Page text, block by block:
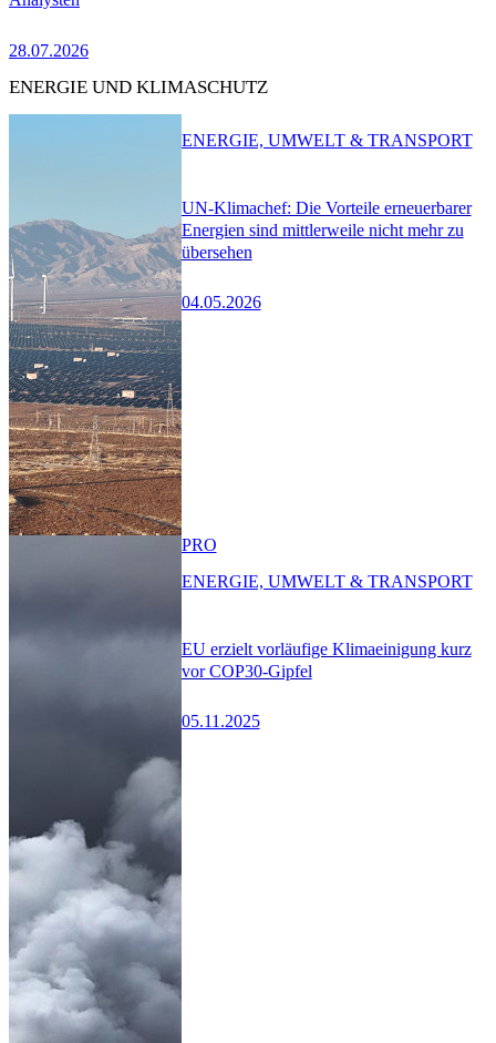
28.07.2026
ENERGIE UND KLIMASCHUTZ
UN-Klimachef: Die Vorteile erneuerbarer
Energien sind mittlerweile nicht mehr zu
übersehen
04.05.2026
ENERGIE, UMWELT & TRANSPORT
EU erzielt vorläufige Klimaeinigung kurz
vor COP30-Gipfel
05.11.2025
PRO
ENERGIE, UMWELT & TRANSPORT